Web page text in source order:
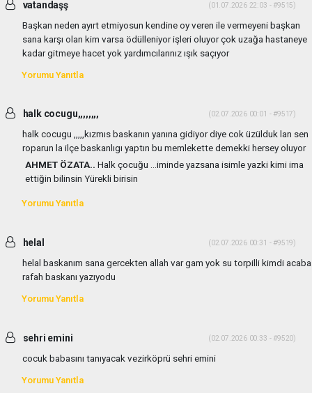
vatandaşş (01.07.2026 22:03 - #9515)
Başkan neden ayırt etmiyosun kendine oy veren ile vermeyeni başkan
sana karşı olan kim varsa ödülleniyor işleri oluyor çok uzağa hastaneye
kadar gitmeye hacet yok yardımcılarınız ışık saçıyor
Yorumu Yanıtla
halk cocugu,,,,,,,, (02.07.2026 00:01 - #9517)
halk cocugu ,,,,,kızmıs baskanın yanına gidiyor diye cok üzülduk lan sen
roparun la ilçe baskanlıgı yaptın bu memlekette demekki hersey oluyor
AHMET ÖZATA.. Halk çocuğu ...iminde yazsana isimle yazki kimi ima
ettiğin bilinsin Yürekli birisin
Yorumu Yanıtla
helal (02.07.2026 00:31 - #9519)
helal baskanım sana gercekten allah var gam yok su torpilli kimdi acaba
rafah baskanı yazıyodu
Yorumu Yanıtla
sehri emini (02.07.2026 00:33 - #9520)
cocuk babasını tanıyacak vezirköprü sehri emini
Yorumu Yanıtla